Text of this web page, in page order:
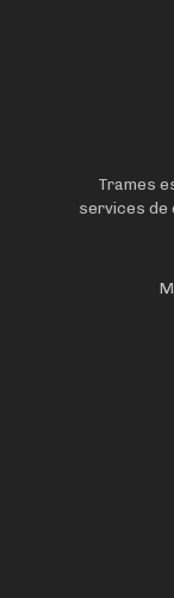
Trames
services de